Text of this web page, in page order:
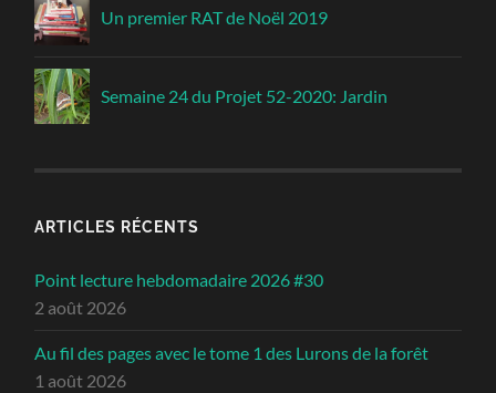
Un premier RAT de Noël 2019
Semaine 24 du Projet 52-2020: Jardin
ARTICLES RÉCENTS
Point lecture hebdomadaire 2026 #30
2 août 2026
Au fil des pages avec le tome 1 des Lurons de la forêt
1 août 2026